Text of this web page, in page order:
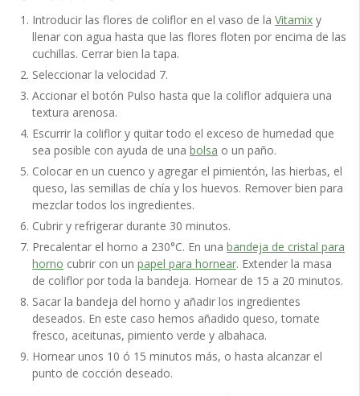
Introducir las flores de coliflor en el vaso de la Vitamix y
llenar con agua hasta que las flores floten por encima de las
cuchillas. Cerrar bien la tapa.
Seleccionar la velocidad 7.
Accionar el botón Pulso hasta que la coliflor adquiera una
textura arenosa.
Escurrir la coliflor y quitar todo el exceso de humedad que
sea posible con ayuda de una bolsa o un paño.
Colocar en un cuenco y agregar el pimientón, las hierbas, el
queso, las semillas de chía y los huevos. Remover bien para
mezclar todos los ingredientes.
Cubrir y refrigerar durante 30 minutos.
Precalentar el horno a 230°C. En una bandeja de cristal para
horno cubrir con un papel para hornear. Extender la masa
de coliflor por toda la bandeja. Hornear de 15 a 20 minutos.
Sacar la bandeja del horno y añadir los ingredientes
deseados. En este caso hemos añadido queso, tomate
fresco, aceitunas, pimiento verde y albahaca.
Hornear unos 10 ó 15 minutos más, o hasta alcanzar el
punto de cocción deseado.